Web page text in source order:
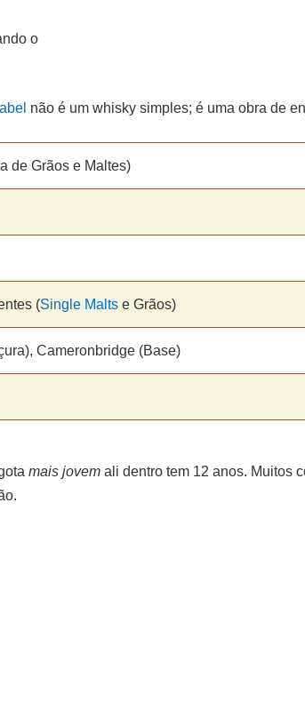
o
não é um whisky simples; é uma obra de
de Grãos e Maltes)
(Single Malts e Grãos)
Cameronbridge (Base)
mais jovem ali dentro tem 12 anos. Muitos